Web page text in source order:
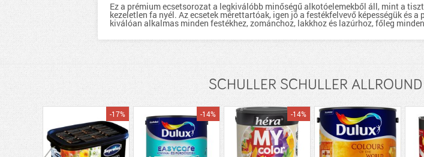
Ez a prémium ecsetsorozat a legkiválóbb minőségű alkotóelemekből áll, mint a
kezeletlen fa nyél. Az ecsetek mérettartóak, igen jó a festékfelvevő képességük és
kiválóan alkalmas minden festékhez, zománchoz, lakkhoz és lazúrhoz, főleg
SCHULLER SCHULLER
-17% -14% -14%